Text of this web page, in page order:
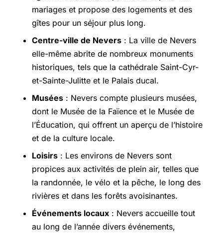
mariages et propose des logements et des
gîtes pour un séjour plus long.
Centre-ville de Nevers : La ville de Nevers
elle-même abrite de nombreux monuments
historiques, tels que la cathédrale Saint-Cyr-
et-Sainte-Julitte et le Palais ducal.
Musées : Nevers compte plusieurs musées,
dont le Musée de la Faïence et le Musée de
l’Éducation, qui offrent un aperçu de l’histoire
et de la culture locale.
Loisirs : Les environs de Nevers sont
propices aux activités de plein air, telles que
la randonnée, le vélo et la pêche, le long des
rivières et dans les forêts avoisinantes.
Événements locaux : Nevers accueille tout
au long de l’année divers événements,